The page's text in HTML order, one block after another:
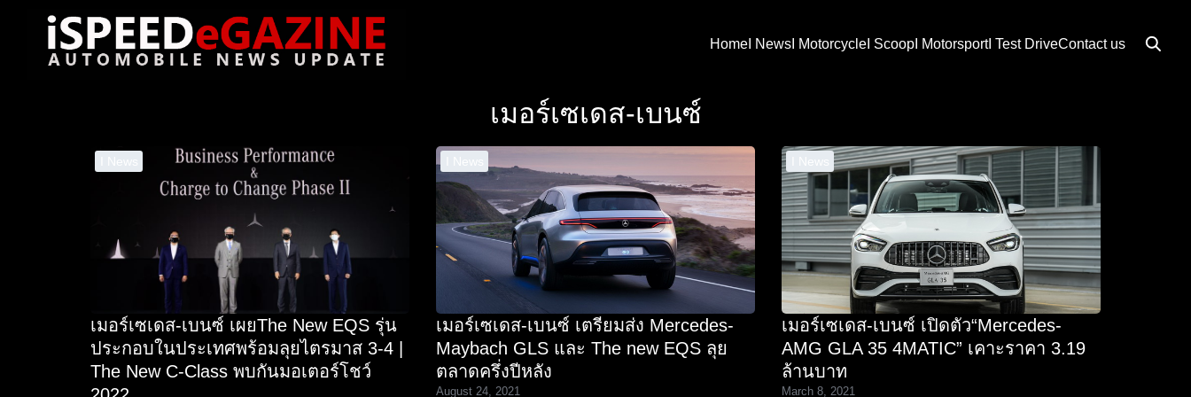
Home I News I Motorcycle I Scoop I MotorsportI Test DriveContact us
เมอร์เซเดส-เบนซ์
I News
เมอร์เซเดส-เบนซ์ เผยThe New EQS รุ่น
ประกอบในประเทศพร้อมลุยไตรมาส 3-4 |
The New C-Class พบกันมอเตอร์โชว์
I News
เมอร์เซเดส-เบนซ์ เตรียมส่ง Mercedes-
Maybach GLS และ The new EQS ลุย
ตลาดครึ่งปีหลัง
August 24, 2021
I News
เมอร์เซเดส-เบนซ์ เปิดตัว“Mercedes-
AMG GLA 35 4MATIC” เคาะราคา 3.19
ล้านบาท
March 8, 2021